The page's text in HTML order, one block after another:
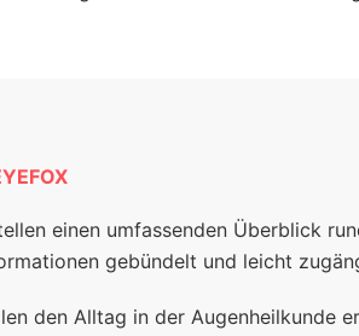
einen umfassenden Überblick
gebündelt und leicht
den Alltag in der Augenheilkunde